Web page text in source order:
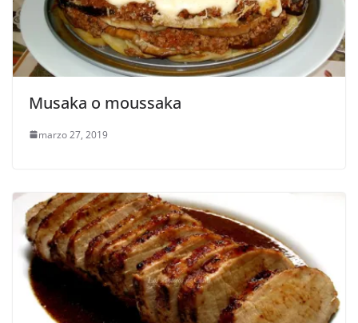
Musaka o moussaka
marzo 27, 2019